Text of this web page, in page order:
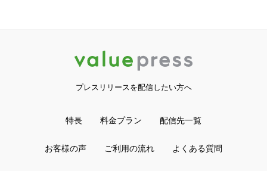
プレスリリースを配信したい方へ
特長 料金プラン 配信先一覧
お客様の声 ご利用の流れ よくある質問